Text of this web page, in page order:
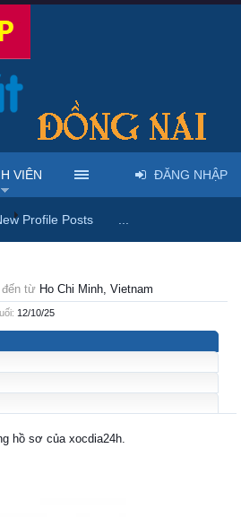
xocdia24h
đến từ Ho Chi Minh, Vietnam
12/10/25
hồ sơ của xocdia24h.
VIÊN
Profile Posts
ĐĂNG NHẬP